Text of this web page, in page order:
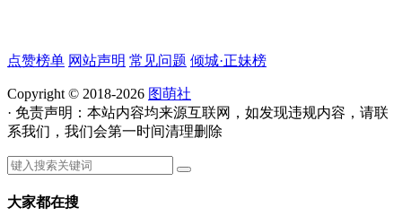
点赞榜单 网站声明 常见问题 倾城·正妹榜
Copyright © 2018-2026 图萌社
· 免责声明：本站内容均来源互联网，如发现违规内容，请联
系我们，我们会第一时间清理删除
大家都在搜